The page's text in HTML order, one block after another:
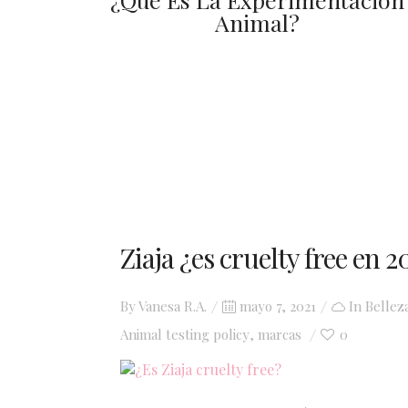
Animal?
Ziaja ¿es cruelty free en
ByVanesa R.A.
Posted
on
mayo 7, 2021 In
Animal testing policy, marcas 0